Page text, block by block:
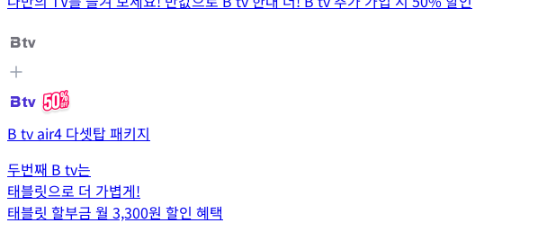
B tv air4 다셋탑 패키지
두번째 B tv는
태블릿으로 더 가볍게!
태블릿 할부금 월 3,300원 할인 혜택